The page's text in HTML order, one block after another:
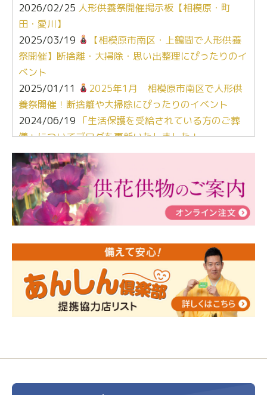
2026/02/25 人形供養祭開催掲示板【相模原・町
田・愛川】
2025/03/19
【相模原市南区・上鶴間で人形供養
祭開催】断捨離・大掃除・思い出整理にぴったりのイ
ベント
2025/01/11
2025年1月 相模原市南区で人形供
養祭開催！断捨離や大掃除にぴったりのイベント
2024/06/19 「生活保護を受給されている方のご葬
儀」についてブログを更新いたしました！
2024/03/06【終活なるほど教室】「マンガで学
ぶ！はじめてのお葬式」小さな家族葬ハウス®町田成
瀬 ご参加ありがとうございました！
2024/01/19令和6年能登半島地震災害の寄付のご報
告
人形供養 寄付のご報告
2023/12/16終活なるほど教室＠小さな家族葬ハウ
ス®上鶴間 エンディングノートを書いてみよう！
2023/11/29 永田屋創業110周年記念式典 レンブラ
ントホテル東京町田